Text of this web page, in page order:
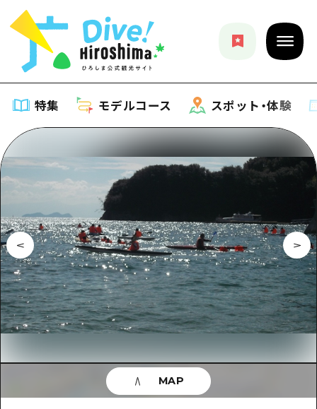
特集 モデルコース スポット・体験
特集
特集一覧
おすすめ
アート
イベント・祭り
グルメ・酒
ショッピング
スポーツ
モデルコース
モデルコース一覧
Dive! Hiroshima 公式ガイド
広島もしもトラベル
あたらしい非日常
広島市周辺
安芸
スポット・体験
スポット・体験一覧
広島市周辺
安芸
備後
備北
イベント
旬情報
お役立ち情報
お役立ち情報一覧
MAP